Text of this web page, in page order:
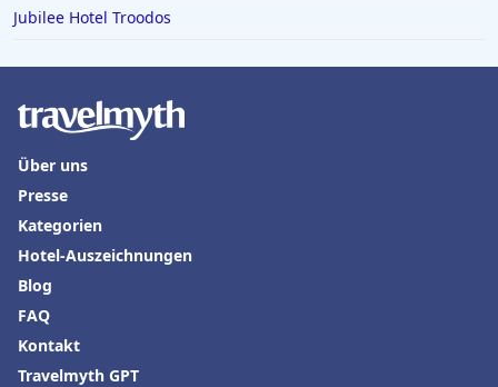
Jubilee Hotel Troodos
Über uns
Presse
Kategorien
Hotel-Auszeichnungen
Blog
FAQ
Kontakt
Travelmyth GPT